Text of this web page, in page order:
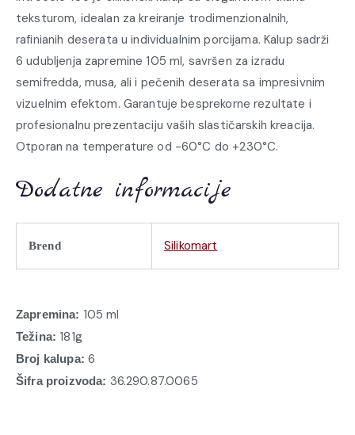
teksturom, idealan za kreiranje trodimenzionalnih,
rafinianih deserata u individualnim porcijama. Kalup sadrži
6 udubljenja zapremine 105 ml, savršen za izradu
semifredda, musa, ali i pečenih deserata sa impresivnim
vizuelnim efektom. Garantuje besprekorne rezultate i
profesionalnu prezentaciju vaših slastičarskih kreacija.
Otporan na temperature od -60°C do +230°C.
Dodatne informacije
Brend Silikomart
Zapremina: 105 ml
Težina: 181g
Broj kalupa: 6
Šifra proizvoda: 36.290.87.0065